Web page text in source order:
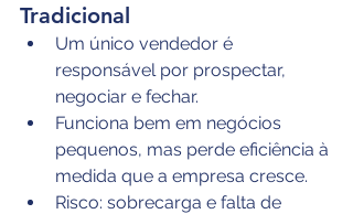
Tradicional
Um único vendedor é
responsável por prospectar,
negociar e fechar.
Funciona bem em negócios
pequenos, mas perde eficiência à
medida que a empresa cresce.
Risco: sobrecarga e falta de